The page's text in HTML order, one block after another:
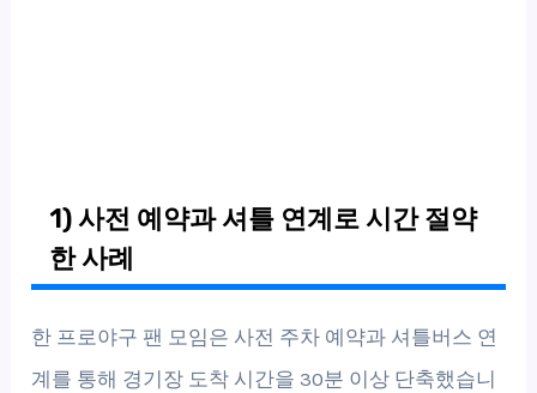
1) 사전 예약과 셔틀 연계로 시간 절약
한 사례
한 프로야구 팬 모임은 사전 주차 예약과 셔틀버스 연
계를 통해 경기장 도착 시간을 30분 이상 단축했습니